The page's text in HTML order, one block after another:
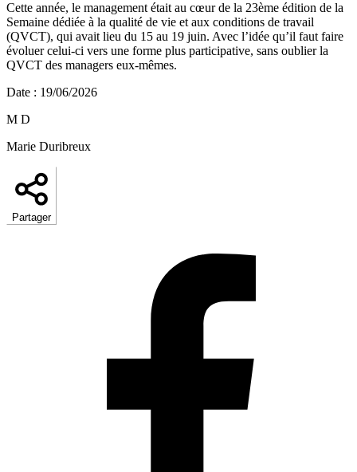
Cette année, le management était au cœur de la 23ème édition de la
Semaine dédiée à la qualité de vie et aux conditions de travail
(QVCT), qui avait lieu du 15 au 19 juin. Avec l’idée qu’il faut faire
évoluer celui-ci vers une forme plus participative, sans oublier la
QVCT des managers eux-mêmes.
Date : 19/06/2026
M D
Marie Duribreux
Partager